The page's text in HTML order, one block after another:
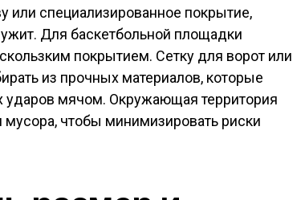
или специализированное покрытие,
Для баскетбольной площадки
покрытием. Сетку для ворот или
из прочных материалов, которые
ударов мячом. Окружающая территория
чтобы минимизировать риски